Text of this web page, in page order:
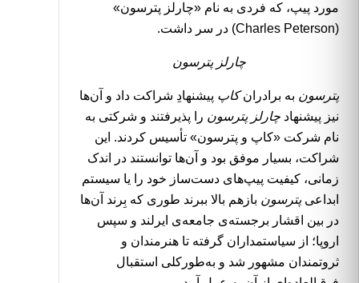
مورد پیپ، که فردی به نام «چارلز پترسون»
(Charles Peterson) در سر داشت.
چارلز پترسون
پترسون به برادرانکاپ پیشنهادِ شراکت داد و آن‌ها
نیز پیشنهاد چارلز پترسون را پذیرفتند و شرکتی به
نام شرکت «کاپ و پترسون» تأسیس کردند. این
شراکت، بسیار موفق بود و آن‌ها توانستند در اندک
زمانی، کیفیت پیپ‌های دست‌ساز خود را یا سیستم
ابداعیپترسون بازهم بالا ببرند طوری که بِرند آن‌ها
در بین اقشار برجسته‌ی جامعه‌ی ایرلند و سپس
اروپا؛ از سیاستمداران گرفته تا هنرمندان و
ثروتمندان مشهور شد و به‌طورکلی استقبال